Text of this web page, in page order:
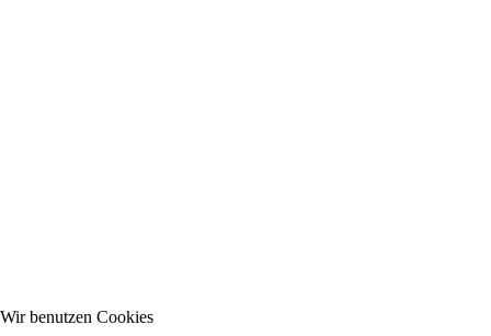
Wir benutzen Cookies